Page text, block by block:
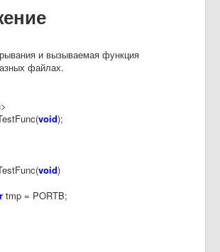
и вызываемая функция
файлах.
void);
void)
tmp = PORTB;